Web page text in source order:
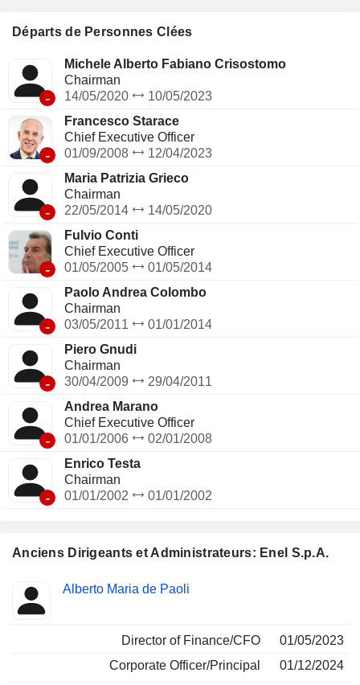
Anciens Dirigeants et Administrateurs: Enel S.p.A.
Insider
Fonctions
Alberto Maria de Paoli
Director of Finance/CFO
01/05/2023
Corporate Officer/Principal
01/12/2024
Départs de Personnes Clées
-
Michele Alberto Fabiano Crisostomo
Chairman
14/05/2020
10/05/2023
-
Francesco Starace
Chief Executive Officer
01/09/2008
12/04/2023
-
Maria Patrizia Grieco
Chairman
22/05/2014
14/05/2020
-
Fulvio Conti
Chief Executive Officer
01/05/2005
01/05/2014
-
Paolo Andrea Colombo
Chairman
03/05/2011
01/01/2014
-
Piero Gnudi
Chairman
30/04/2009
29/04/2011
-
Andrea Marano
Chief Executive Officer
01/01/2006
02/01/2008
-
Enrico Testa
Chairman
01/01/2002
01/01/2002